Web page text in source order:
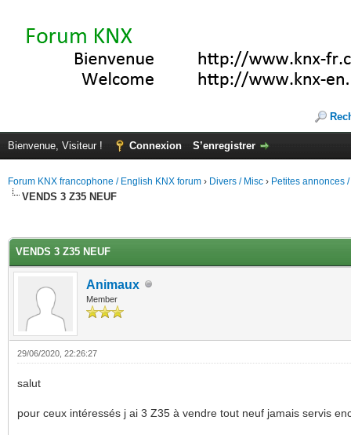
Bienvenue, Visiteur ! Connexion S’enregistrer
Forum KNX francophone / English KNX forum › Divers / Misc › Petites annonces
VENDS 3 Z35 NEUF
VENDS 3 Z35 NEUF
Animaux
Member
29/06/2020, 22:26:27
salut
pour ceux intéressés j ai 3 Z35 à vendre tout neuf jamais servis